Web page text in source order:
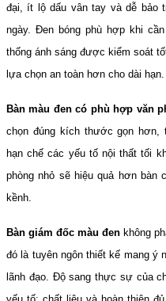
đại, ít lộ dấu vân tay và dễ bảo
ngày. Đen bóng phù hợp khi
thống ánh sáng được kiểm soát
lựa chọn an toàn hơn cho dài hạn.
Bàn màu đen có phù hợp văn
chọn đúng kích thước gọn hơn,
hạn chế các yếu tố nội thất tối
phòng nhỏ sẽ hiệu quả hơn bàn
kềnh.
Bàn giám đốc màu đen không
đó là tuyên ngôn thiết kế mang ý
lãnh đạo. Độ sang thực sự của